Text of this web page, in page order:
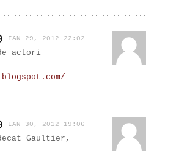
IAN 29, 2012 22:02
actori
IAN 30, 2012 19:06
Gaultier,